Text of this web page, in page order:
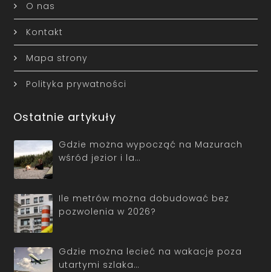
O nas
Kontakt
Mapa strony
Polityka prywatności
Ostatnie artykuły
Gdzie można wypocząć na Mazurach
wśród jezior i la…
Ile metrów można dobudować bez
pozwolenia w 2026?
Gdzie można lecieć na wakacje poza
utartymi szlaka…